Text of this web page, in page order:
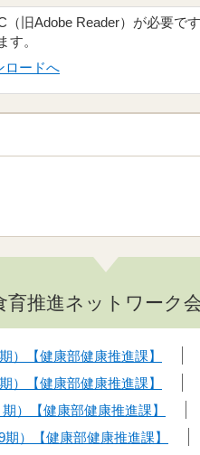
（旧Adobe Reader）が必要で
す。
ロードへ
育推進ネットワーク
）【健康部健康推進課】
）【健康部健康推進課】
）【健康部健康推進課】
）【健康部健康推進課】